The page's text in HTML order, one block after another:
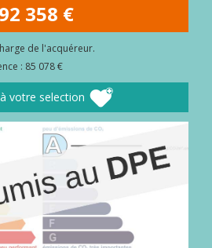
92 358 €
de l'acquéreur.
: 85 078 €
votre selection